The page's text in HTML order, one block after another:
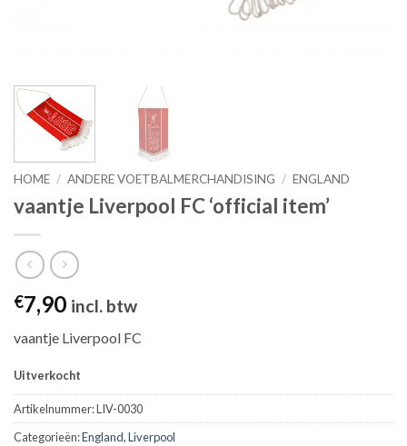
HOME / ANDERE VOETBALMERCHANDISING / ENGLAND
vaantje Liverpool FC ‘official item’
€7,90 incl. btw
vaantje Liverpool FC
Uitverkocht
Artikelnummer:LIV-0030
Categorieën:England,Liverpool